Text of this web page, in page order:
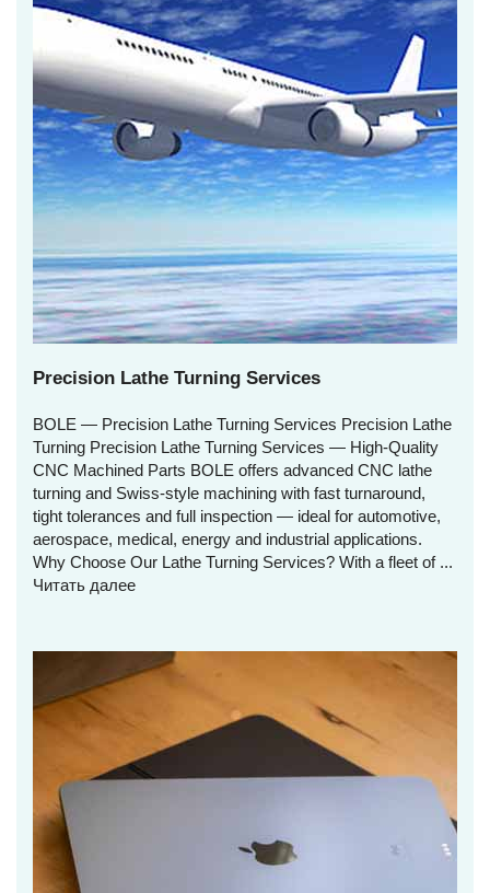
Precision Lathe Turning Services
BOLE — Precision Lathe Turning Services Precision Lathe
Turning Precision Lathe Turning Services — High‑Quality
CNC Machined Parts BOLE offers advanced CNC lathe
turning and Swiss‑style machining with fast turnaround,
tight tolerances and full inspection — ideal for automotive,
aerospace, medical, energy and industrial applications.
Why Choose Our Lathe Turning Services? With a fleet of ...
Читать далее